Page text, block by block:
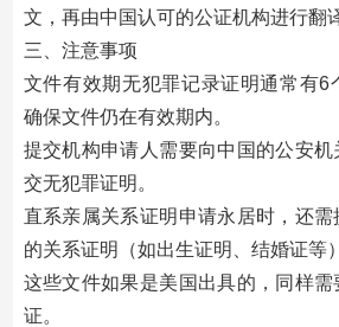
文，再由中国认可的公证机构进行翻
三、注意事项
文件有效期无犯罪记录证明通常有6
确保文件仍在有效期内。
提交机构申请人需要向中国的公安
交无犯罪证明。
直系亲属关系证明申请永居时，还
的关系证明（如出生证明、结婚证等
这些文件如果是美国出具的，同样需
证。